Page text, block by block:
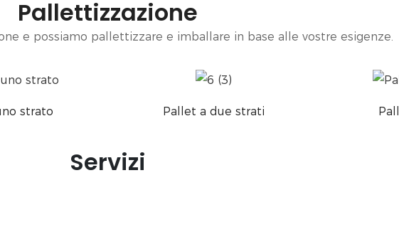
Pallettizzazione
e possiamo pallettizzare e imballare in base alle vostre esigenze.
strato Pallet a due strati
Servizi